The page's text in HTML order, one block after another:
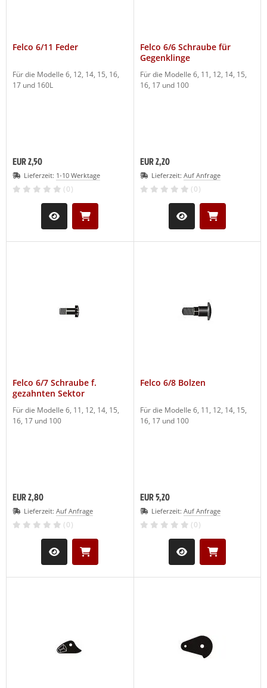
Felco 6/11 Feder
Für die Modelle 6, 12, 14, 15, 16,
17 und 160L
EUR 2,50
Lieferzeit: 1-10 Werktage
(0)
Felco 6/6 Schraube für
Gegenklinge
Für die Modelle 6, 11, 12, 14, 15,
16, 17 und 100
EUR 2,20
Lieferzeit: Auf Anfrage
(0)
Felco 6/7 Schraube f.
gezahnten Sektor
Für die Modelle 6, 11, 12, 14, 15,
16, 17 und 100
EUR 2,80
Lieferzeit: Auf Anfrage
(0)
Felco 6/8 Bolzen
Für die Modelle 6, 11, 12, 14, 15,
16, 17 und 100
EUR 5,20
Lieferzeit: Auf Anfrage
(0)